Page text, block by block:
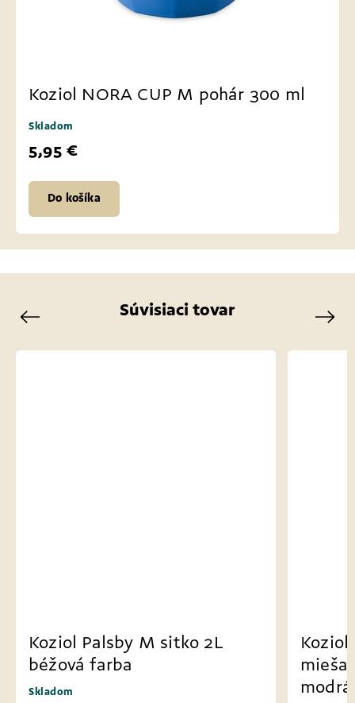
Koziol NORA CUP M pohár 300 ml
Skladom
5,95 €
Do košíka
Súvisiaci tovar
Previous
2L
Koziol Palsby M misa na
miešanie a servírovanie 2L
Next